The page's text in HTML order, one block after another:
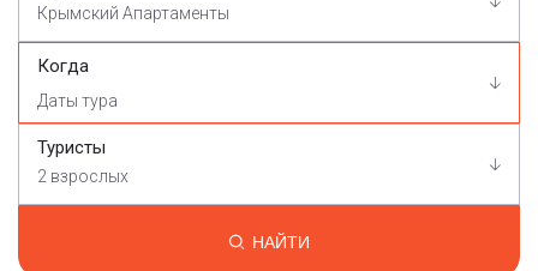
Крымский Апартаменты
Когда
Туристы
2 взрослых
НАЙТИ